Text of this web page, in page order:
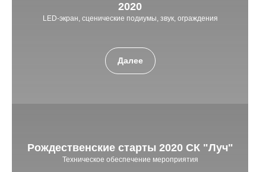
2020
LED-экран, сценические подиумы, звук, ограждения
Далее
Рождественские старты 2020 СК "Луч"
Техническое обеспечение мероприятия